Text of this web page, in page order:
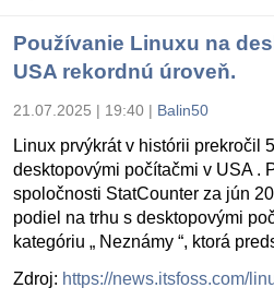
Používanie Linuxu na
USA rekordnú úroveň.
21.07.2025 | 19:40 | Balin50
Linux prvýkrát v histórii prekročil
desktopovými počítačmi v USA .
spoločnosti StatCounter za jún
podiel na trhu s desktopovými
kategóriu „ Neznámy “, ktorá
Zdroj: https://news.itsfoss.com/